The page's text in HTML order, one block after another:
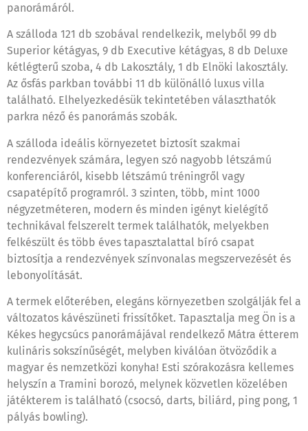
panorámáról.
A szálloda 121 db szobával rendelkezik, melyből 99 db
Superior kétágyas, 9 db Executive kétágyas, 8 db Deluxe
kétlégterű szoba, 4 db Lakosztály, 1 db Elnöki lakosztály.
Az ősfás parkban további 11 db különálló luxus villa
található. Elhelyezkedésük tekintetében választhatók
parkra néző és panorámás szobák.
A szálloda ideális környezetet biztosít szakmai
rendezvények számára, legyen szó nagyobb létszámú
konferenciáról, kisebb létszámú tréningről vagy
csapatépítő programról. 3 szinten, több, mint 1000
négyzetméteren, modern és minden igényt kielégítő
technikával felszerelt termek találhatók, melyekben
felkészült és több éves tapasztalattal bíró csapat
biztosítja a rendezvények színvonalas megszervezését és
lebonyolítását.
A termek előterében, elegáns környezetben szolgálják fel a
változatos kávészüneti frissítőket. Tapasztalja meg Ön is a
Kékes hegycsúcs panorámájával rendelkező Mátra étterem
kulináris sokszínűségét, melyben kiválóan ötvöződik a
magyar és nemzetközi konyha! Esti szórakozásra kellemes
helyszín a Tramini borozó, melynek közvetlen közelében
játékterem is található (csocsó, darts, biliárd, ping pong, 1
pályás bowling).